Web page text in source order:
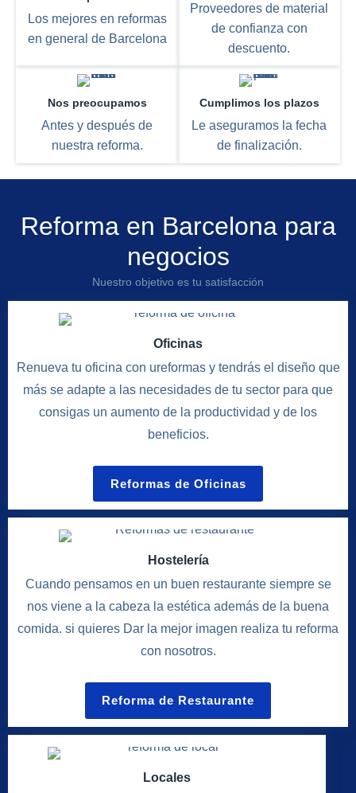
Los mejores en reformas
en general de Barcelona
Proveedores de material
de confianza con
descuento.
Nos preocupamos
Antes y después de
nuestra reforma.
Cumplimos los plazos
Le aseguramos la fecha
de finalización.
Reforma en Barcelona para
negocios
Nuestro objetivo es tu satisfacción
Oficinas
Renueva tu oficina con ureformas y tendrás el diseño que
más se adapte a las necesidades de tu sector para que
consigas un aumento de la productividad y de los
beneficios.
Reformas de Oficinas
Hostelería
Cuando pensamos en un buen restaurante siempre se
nos viene a la cabeza la estética además de la buena
comida. si quieres Dar la mejor imagen realiza tu reforma
con nosotros.
Reforma de Restaurante
Locales